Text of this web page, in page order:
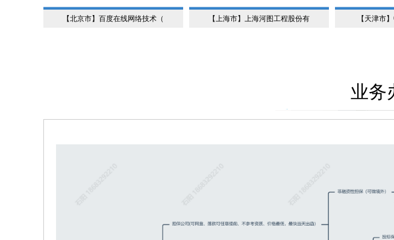
【北京市】百度在线网络技术（ 【上海市】上海河图工程股份有 【天津市
业务